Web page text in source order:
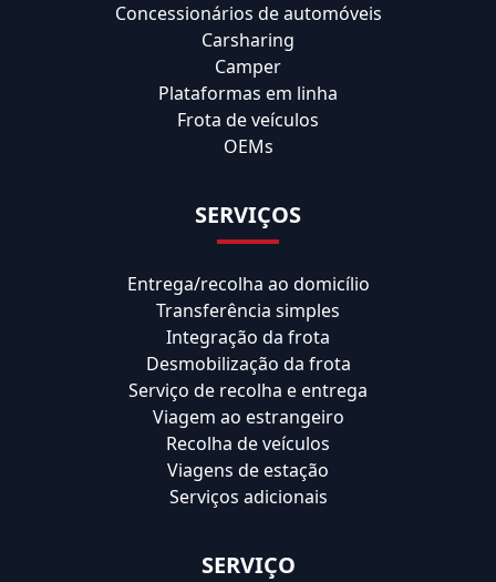
Concessionários de automóveis
Carsharing
Camper
Plataformas em linha
Frota de veículos
OEMs
SERVIÇOS
Entrega/recolha ao domicílio
Transferência simples
Integração da frota
Desmobilização da frota
Serviço de recolha e entrega
Viagem ao estrangeiro
Recolha de veículos
Viagens de estação
Serviços adicionais
SERVIÇO